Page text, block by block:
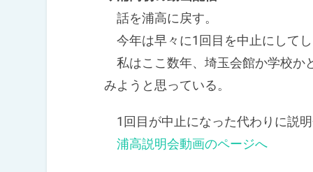
話を浦高に戻す。
今年は早々に1回目を中止にして
私はここ数年、埼玉会館か学校か
みようと思っている。
1回目が中止になった代わりに説
浦高説明会動画のページへ